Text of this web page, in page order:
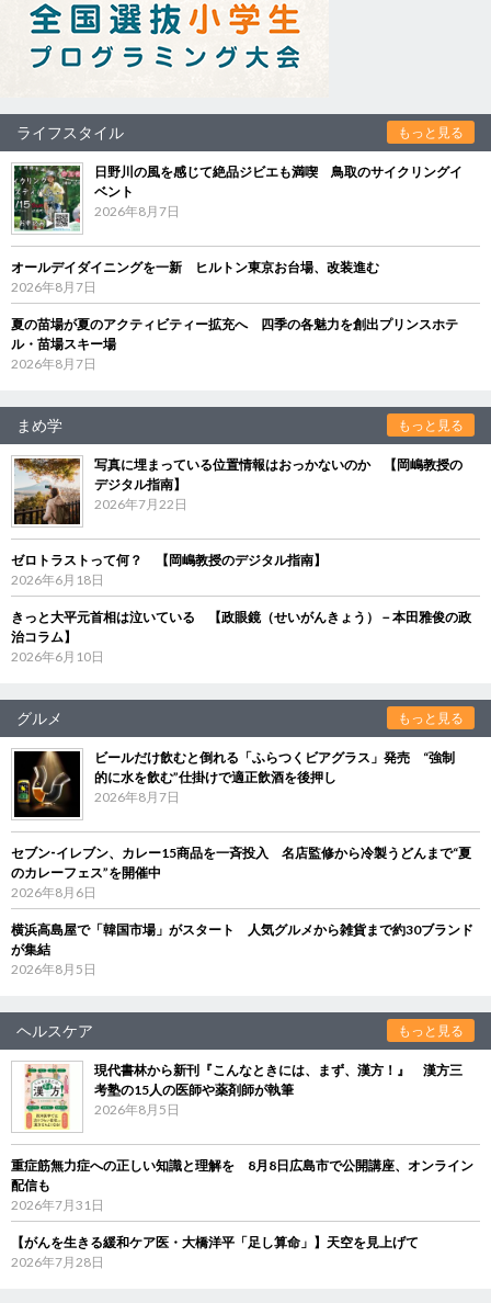
ライフスタイル もっと見る
日野川の風を感じて絶品ジビエも満喫 鳥取のサイクリングイ
ベント
2026年8月7日
オールデイダイニングを一新 ヒルトン東京お台場、改装進む
2026年8月7日
夏の苗場が夏のアクティビティー拡充へ 四季の各魅力を創出プリンスホテ
ル・苗場スキー場
2026年8月7日
まめ学 もっと見る
写真に埋まっている位置情報はおっかないのか 【岡嶋教授の
デジタル指南】
2026年7月22日
ゼロトラストって何？ 【岡嶋教授のデジタル指南】
2026年6月18日
きっと大平元首相は泣いている 【政眼鏡（せいがんきょう）－本田雅俊の政
治コラム】
2026年6月10日
グルメ もっと見る
ビールだけ飲むと倒れる「ふらつくビアグラス」発売 “強制
的に水を飲む”仕掛けで適正飲酒を後押し
2026年8月7日
セブン‐イレブン、カレー15商品を一斉投入 名店監修から冷製うどんまで“夏
のカレーフェス”を開催中
2026年8月6日
横浜高島屋で「韓国市場」がスタート 人気グルメから雑貨まで約30ブランド
が集結
2026年8月5日
ヘルスケア もっと見る
現代書林から新刊『こんなときには、まず、漢方！』 漢方三
考塾の15人の医師や薬剤師が執筆
2026年8月5日
重症筋無力症への正しい知識と理解を 8月8日広島市で公開講座、オンライン
配信も
2026年7月31日
【がんを生きる緩和ケア医・大橋洋平「足し算命」】天空を見上げて
2026年7月28日